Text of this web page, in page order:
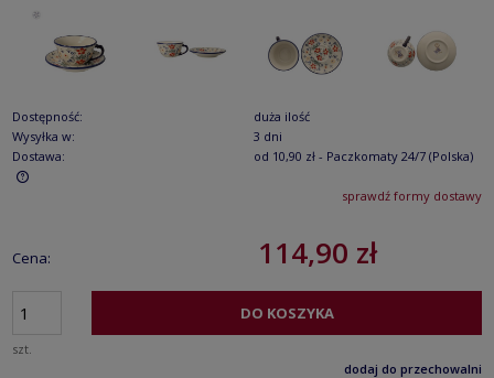
Dostępność:
duża ilość
Wysyłka w:
3 dni
Dostawa:
od 10,90 zł - Paczkomaty 24/7 (Polska)
Cena nie zawiera ewentualnych kosztów płatnościsprawdź formy dostawy
Cena: 114,90 zł
szt.
DO KOSZYKA
dodaj do przechowalni